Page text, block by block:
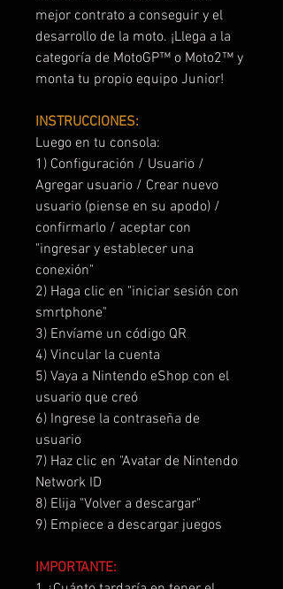
mejor contrato a conseguir y el
desarrollo de la moto. ¡Llega a la
categoría de MotoGP™ o Moto2™ y
monta tu propio equipo Junior!
INSTRUCCIONES:
Luego en tu consola:
1) Configuración / Usuario /
Agregar usuario / Crear nuevo
usuario (piense en su apodo) /
confirmarlo / aceptar con
"ingresar y establecer una
conexión"
2) Haga clic en "iniciar sesión con
smrtphone"
3) Envíame un código QR
4) Vincular la cuenta
5) Vaya a Nintendo eShop con el
usuario que creó
6) Ingrese la contraseña de
usuario
7) Haz clic en "Avatar de Nintendo
Network ID
8) Elija "Volver a descargar"
9) Empiece a descargar juegos
IMPORTANTE: